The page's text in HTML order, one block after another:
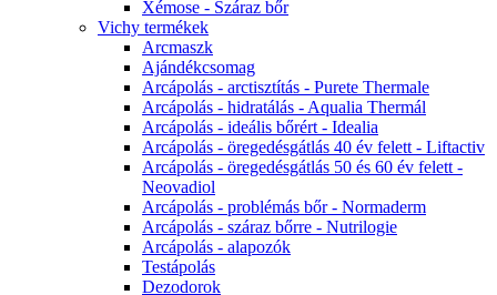
Xémose - Száraz bőr
Vichy termékek
Arcmaszk
Ajándékcsomag
Arcápolás - arctisztítás - Purete Thermale
Arcápolás - hidratálás - Aqualia Thermál
Arcápolás - ideális bőrért - Idealia
Arcápolás - öregedésgátlás 40 év felett - Liftactiv
Arcápolás - öregedésgátlás 50 és 60 év felett -
Neovadiol
Arcápolás - problémás bőr - Normaderm
Arcápolás - száraz bőrre - Nutrilogie
Arcápolás - alapozók
Testápolás
Dezodorok